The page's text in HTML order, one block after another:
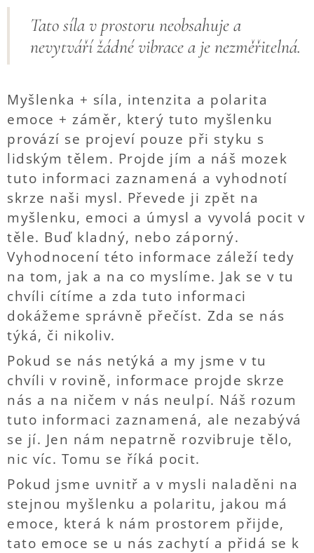
Tato síla v prostoru neobsahuje a
nevytváří žádné vibrace a je nezměřitelná.
Myšlenka + síla, intenzita a polarita
emoce + záměr, který tuto myšlenku
provází se projeví pouze při styku s
lidským tělem. Projde jím a náš mozek
tuto informaci zaznamená a vyhodnotí
skrze naši mysl. Převede ji zpět na
myšlenku, emoci a úmysl a vyvolá pocit v
těle. Buď kladný, nebo záporný.
Vyhodnocení této informace záleží tedy
na tom, jak a na co myslíme. Jak se v tu
chvíli cítíme a zda tuto informaci
dokážeme správně přečíst. Zda se nás
týká, či nikoliv.
Pokud se nás netýká a my jsme v tu
chvíli v rovině, informace projde skrze
nás a na ničem v nás neulpí. Náš rozum
tuto informaci zaznamená, ale nezabývá
se jí. Jen nám nepatrně rozvibruje tělo,
nic víc. Tomu se říká pocit.
Pokud jsme uvnitř a v mysli naladěni na
stejnou myšlenku a polaritu, jakou má
emoce, která k nám prostorem přijde,
tato emoce se u nás zachytí a přidá se k